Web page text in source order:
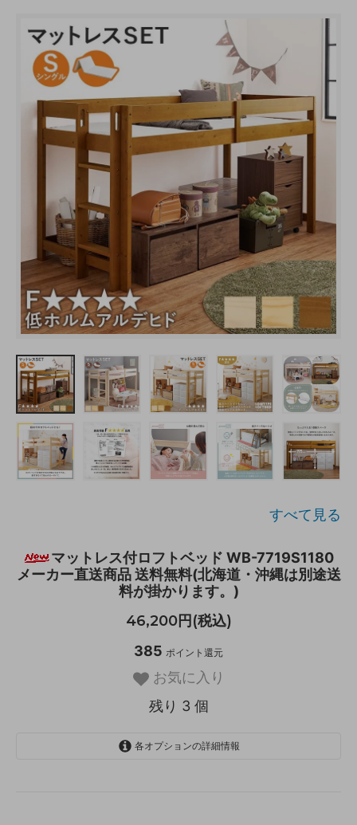
すべて見る
マットレス付ロフトベッド WB-7719S1180
メーカー直送商品 送料無料(北海道・沖縄は別途送
料が掛かります。)
46,200円(税込)
385 ポイント還元
お気に入り
残り 3 個
各オプションの詳細情報